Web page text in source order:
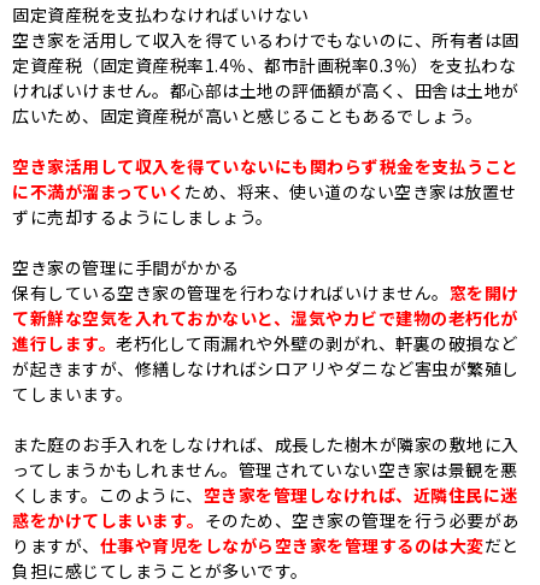
固定資産税を支払わなければいけない
空き家を活用して収入を得ているわけでもないのに、所有者は固
定資産税（固定資産税率1.4％、都市計画税率0.3％）を支払わな
ければいけません。都心部は土地の評価額が高く、田舎は土地が
広いため、固定資産税が高いと感じることもあるでしょう。
空き家活用して収入を得ていないにも関わらず税金を支払うこと
に不満が溜まっていく ため、将来、使い道のない空き家は放置せ
ずに売却するようにしましょう。
空き家の管理に手間がかかる
保有している空き家の管理を行わなければいけません。 窓を開け
て新鮮な空気を入れておかないと、湿気やカビで建物の老朽化が
進行します。 老朽化して雨漏れや外壁の剥がれ、軒裏の破損など
が起きますが、修繕しなければシロアリやダニなど害虫が繁殖し
てしまいます。
また庭のお手入れをしなければ、成長した樹木が隣家の敷地に入
ってしまうかもしれません。 管理されていない空き家は景観を悪
くします。このように、 空き家を管理しなければ、近隣住民に迷
惑をかけてしまいます。 そのため、空き家の管理を行う必要があ
りますが、 仕事や育児をしながら空き家を管理するのは大変だと
負担に感じてしまうことが多いです。